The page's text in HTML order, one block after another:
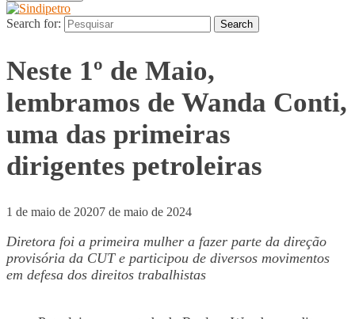
Search for: Search
Neste 1º de Maio,
lembramos de Wanda Conti,
uma das primeiras
dirigentes petroleiras
1 de maio de 20207 de maio de 2024
Diretora foi a primeira mulher a fazer parte da direção
provisória da CUT e participou de diversos movimentos
em defesa dos direitos trabalhistas